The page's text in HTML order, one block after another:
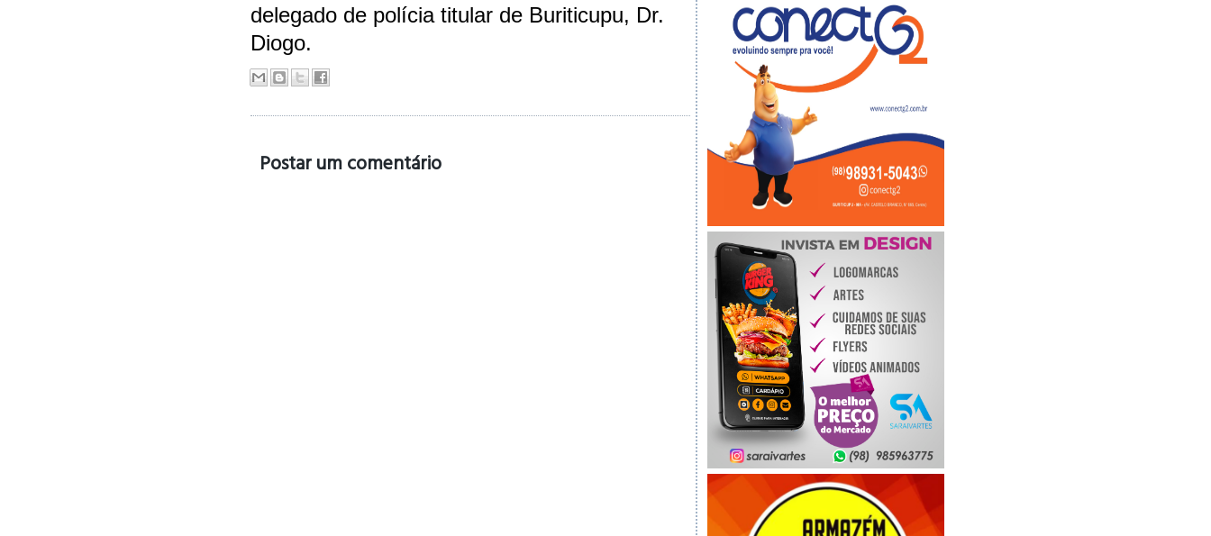
delegado de polícia titular de Buriticupu, Dr.
Diogo.
Postar um comentário